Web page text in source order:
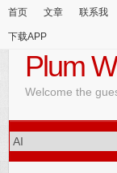
首页 文章 联系我
下载APP
Plum
Welcome the